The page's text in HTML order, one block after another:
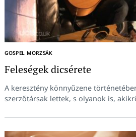
GOSPEL MORZSÁK
Feleségek dicsérete
A keresztény könnyűzene
szerzőtársak lettek, s olyanok is,